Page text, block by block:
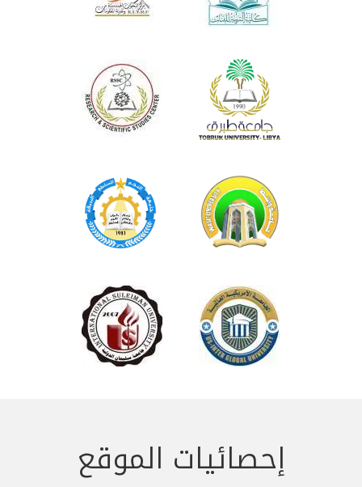
إحصائيات الموقع